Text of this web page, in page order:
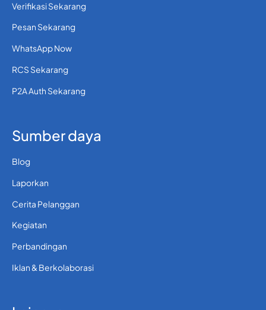
Verifikasi Sekarang
Pesan Sekarang
WhatsApp Now
RCS Sekarang
P2A Auth Sekarang
Sumber daya
Blog
Laporkan
Cerita Pelanggan
Kegiatan
Perbandingan
Iklan & Berkolaborasi